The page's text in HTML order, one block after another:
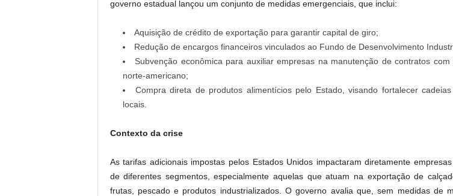
governo estadual lançou um conjunto de medidas emergenciais, que inclui:
Aquisição de crédito de exportação para garantir capital de giro;
Redução de encargos financeiros vinculados ao Fundo de Desenvolvimento
Subvenção econômica para auxiliar empresas na manutenção de contratos com
norte-americano;
Compra direta de produtos alimentícios pelo Estado, visando fortalecer
locais.
Contexto da crise
As tarifas adicionais impostas pelos Estados Unidos impactaram diretamente
de diferentes segmentos, especialmente aquelas que atuam na exportação de
frutas, pescado e produtos industrializados. O governo avalia que, sem medidas de